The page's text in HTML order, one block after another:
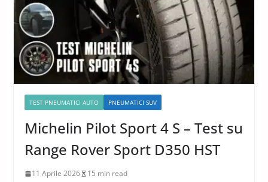
TEST PNEUMATICI AUTO PNEUMATICI SUV
Michelin Pilot Sport 4 S – Test su
Range Rover Sport D350 HST
11 Aprile 2026 15 min read